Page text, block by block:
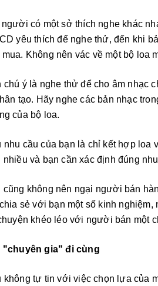
người có một sở thích nghe khác
yêu thích để nghe thử, đến khi
mua. Không nên vác về một bộ loa
chú ý là nghe thử để cho âm nhạc
tạo. Hãy nghe các bản nhạc
của bộ loa.
nhu cầu của bạn là chỉ kết hợp loa
nhiều và bạn cần xác định đúng
cũng không nên ngại người bán
sẻ với bạn một số kinh nghiệm,
khéo léo với người bán một
"chuyên gia" đi cùng
không tự tin với việc chọn lựa của